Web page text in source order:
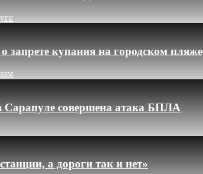
запрете купания на городском пляже
Сарапуле совершена атака БПЛА
а дороги так и нет»